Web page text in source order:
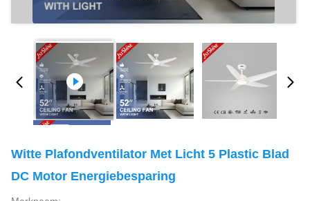
Witte Plafondventilator Met Licht 5 Plastic Blad
DC Motor Energiebesparing